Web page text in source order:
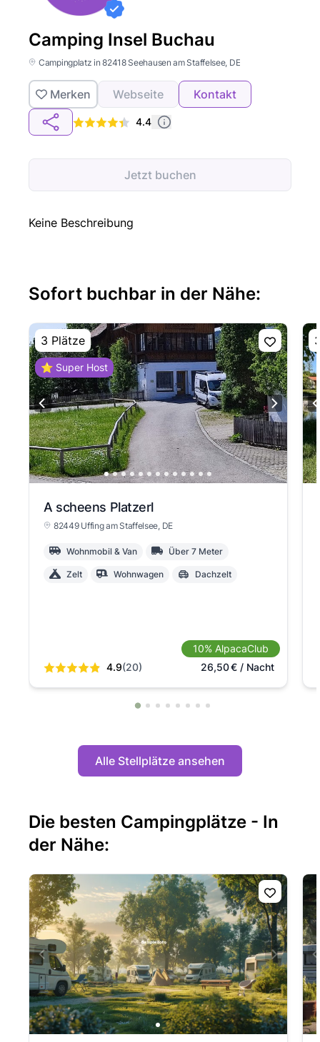
Camping Insel Buchau
Campingplatz in 82418 Seehausen am Staffelsee, DE
Merken Webseite Kontakt
4.4
Jetzt buchen
Keine Beschreibung
Sofort buchbar in der Nähe:
3 Plätze
⭐ Super Host
A scheens Platzerl
82449 Uffing am Staffelsee, DE
Wohnmobil & Van Über 7 Meter
Zelt Wohnwagen Dachzelt
4.9(20)
10% AlpacaClub
26,50€/ Nacht
Alle Stellplätze ansehen
Die besten Campingplätze - In
der Nähe: